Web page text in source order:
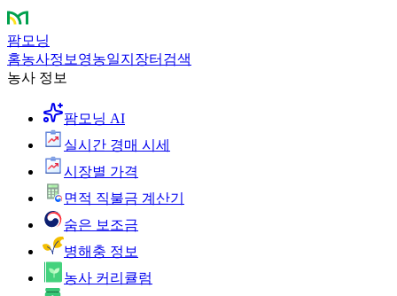
팜모닝
홈농사정보 영농일지 장터 검색
농사 정보
팜모닝 AI
실시간 경매 시세
시장별 가격
면적 직불금 계산기
숨은 보조금
병해충 정보
농사 커리큘럼